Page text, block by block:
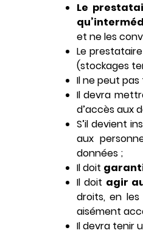
Le
et ne les
Le
(stockages
Il ne peut pas
Il devra
d’accès aux
S’il devient
aux
données ;
Il doit
Il doit agir
droits, en
aisément
Il devra tenir